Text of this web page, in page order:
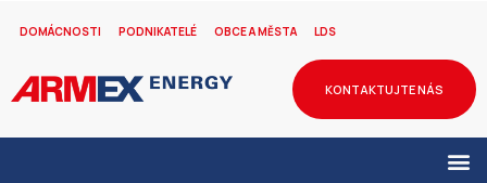
DOMÁCNOSTI PODNIKATELÉ OBCE A MĚSTA LDS
KONTAKTUJTE NÁS